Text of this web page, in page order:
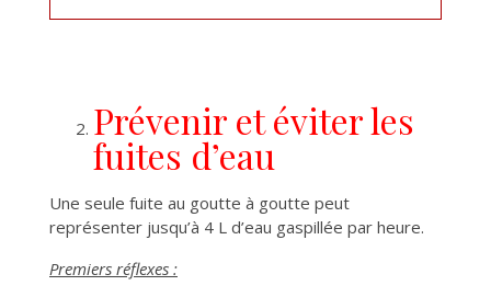
Prévenir et éviter les
fuites d’eau
Une seule fuite au goutte à goutte peut
représenter jusqu’à 4 L d’eau gaspillée par heure.
Premiers réflexes :